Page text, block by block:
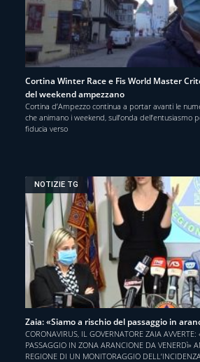
Cortina Winter Race e Fis World Master
del weekend ampezzano
Cortina d’Ampezzo continua a portar avanti le
che animano i weekend, sull’onda dell’entusiasmo
fiducia verso
NOTIZIE TG
Zaia: «Siamo a rischio del passaggio in
CORONAVIRUS, IL GOVERNATORE ZAIA AVVERTE:
PASSAGGIO IN ZONA ARANCIONE DA VENERDì»
REGIONE DI UN MONITORAGGIO